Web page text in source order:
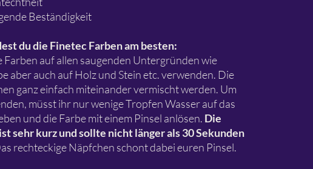
Beständigkeit
du die Finetec Farben am besten:
Farben auf allen saugenden Untergründen wie
aber auch auf Holz und Stein etc. verwenden. Die
ganz einfach miteinander vermischt werden. Um
müsst ihr nur wenige Tropfen Wasser auf das
und die Farbe mit einem Pinsel anlösen. Die
sehr kurz und sollte nicht länger als 30 Sekunden
rechteckige Näpfchen schont dabei euren Pinsel.